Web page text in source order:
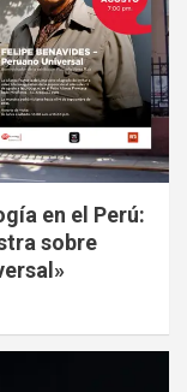
en el Perú:
sobre